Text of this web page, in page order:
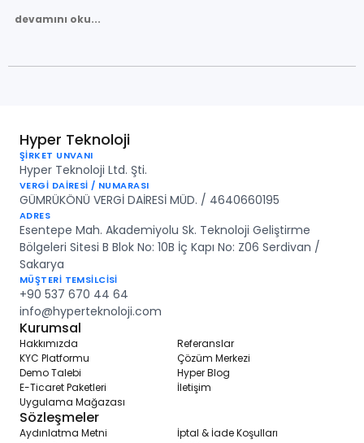
devamını oku...
Hyper Teknoloji
ŞİRKET UNVANI
Hyper Teknoloji Ltd. Şti.
VERGİ DAİRESİ / NUMARASI
GÜMRÜKÖNÜ VERGİ DAİRESİ MÜD. / 4640660195
ADRES
Esentepe Mah. Akademiyolu Sk. Teknoloji Geliştirme
Bölgeleri Sitesi B Blok No: 10B İç Kapı No: Z06 Serdivan /
Sakarya
MÜŞTERİ TEMSİLCİSİ
+90 537 670 44 64
info@hyperteknoloji.com
Kurumsal
Hakkımızda
KYC Platformu
Demo Talebi
E-Ticaret Paketleri
Uygulama Mağazası
Referanslar
Çözüm Merkezi
Hyper Blog
İletişim
Sözleşmeler
Aydınlatma Metni
İptal & İade Koşulları